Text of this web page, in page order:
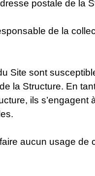
postale de la
de la
Site sont
la Structure. En
ils
faire aucun usage